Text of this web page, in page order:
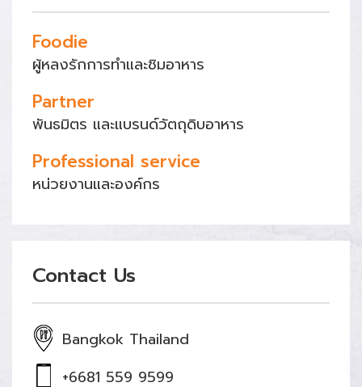
Foodie
ผู้หลงรักการทำและชิมอาหาร
Partner
พันธมิตร และแบรนด์วัตถุดิบอาหาร
Professional service
หน่วยงานและองค์กร
Contact Us
Bangkok Thailand
+6681 559 9599